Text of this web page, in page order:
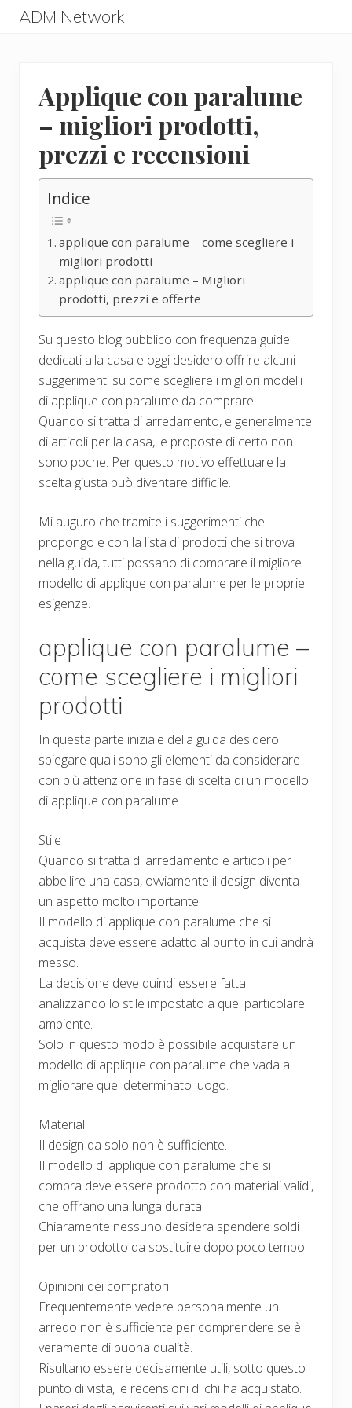
MenuADM Network
Applique con paralume
– migliori prodotti,
prezzi e recensioni
Indice
applique con paralume – come scegliere i
migliori prodotti
applique con paralume – Migliori
prodotti, prezzi e offerte
Su questo blog pubblico con frequenza guide
dedicati alla casa e oggi desidero offrire alcuni
suggerimenti su come scegliere i migliori modelli
di applique con paralume da comprare.
Quando si tratta di arredamento, e generalmente
di articoli per la casa, le proposte di certo non
sono poche. Per questo motivo effettuare la
scelta giusta può diventare difficile.
Mi auguro che tramite i suggerimenti che
propongo e con la lista di prodotti che si trova
nella guida, tutti possano di comprare il migliore
modello di applique con paralume per le proprie
esigenze.
applique con paralume –
come scegliere i migliori
prodotti
In questa parte iniziale della guida desidero
spiegare quali sono gli elementi da considerare
con più attenzione in fase di scelta di un modello
di applique con paralume.
Stile
Quando si tratta di arredamento e articoli per
abbellire una casa, ovviamente il design diventa
un aspetto molto importante.
Il modello di applique con paralume che si
acquista deve essere adatto al punto in cui andrà
messo.
La decisione deve quindi essere fatta
analizzando lo stile impostato a quel particolare
ambiente.
Solo in questo modo è possibile acquistare un
modello di applique con paralume che vada a
migliorare quel determinato luogo.
Materiali
Il design da solo non è sufficiente.
Il modello di applique con paralume che si
compra deve essere prodotto con materiali validi,
che offrano una lunga durata.
Chiaramente nessuno desidera spendere soldi
per un prodotto da sostituire dopo poco tempo.
Opinioni dei compratori
Frequentemente vedere personalmente un
arredo non è sufficiente per comprendere se è
veramente di buona qualità.
Risultano essere decisamente utili, sotto questo
punto di vista, le recensioni di chi ha acquistato.